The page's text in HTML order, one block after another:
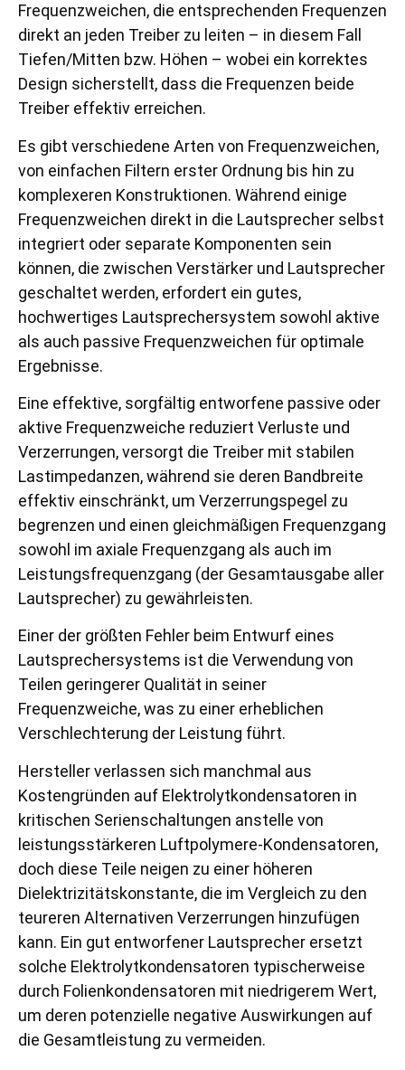
Frequenzweichen, die entsprechenden Frequenzen
direkt an jeden Treiber zu leiten – in diesem Fall
Tiefen/Mitten bzw. Höhen – wobei ein korrektes
Design sicherstellt, dass die Frequenzen beide
Treiber effektiv erreichen.
Es gibt verschiedene Arten von Frequenzweichen,
von einfachen Filtern erster Ordnung bis hin zu
komplexeren Konstruktionen. Während einige
Frequenzweichen direkt in die Lautsprecher selbst
integriert oder separate Komponenten sein
können, die zwischen Verstärker und Lautsprecher
geschaltet werden, erfordert ein gutes,
hochwertiges Lautsprechersystem sowohl aktive
als auch passive Frequenzweichen für optimale
Ergebnisse.
Eine effektive, sorgfältig entworfene passive oder
aktive Frequenzweiche reduziert Verluste und
Verzerrungen, versorgt die Treiber mit stabilen
Lastimpedanzen, während sie deren Bandbreite
effektiv einschränkt, um Verzerrungspegel zu
begrenzen und einen gleichmäßigen Frequenzgang
sowohl im axiale Frequenzgang als auch im
Leistungsfrequenzgang (der Gesamtausgabe aller
Lautsprecher) zu gewährleisten.
Einer der größten Fehler beim Entwurf eines
Lautsprechersystems ist die Verwendung von
Teilen geringerer Qualität in seiner
Frequenzweiche, was zu einer erheblichen
Verschlechterung der Leistung führt.
Hersteller verlassen sich manchmal aus
Kostengründen auf Elektrolytkondensatoren in
kritischen Serienschaltungen anstelle von
leistungsstärkeren Luftpolymere-Kondensatoren,
doch diese Teile neigen zu einer höheren
Dielektrizitätskonstante, die im Vergleich zu den
teureren Alternativen Verzerrungen hinzufügen
kann. Ein gut entworfener Lautsprecher ersetzt
solche Elektrolytkondensatoren typischerweise
durch Folienkondensatoren mit niedrigerem Wert,
um deren potenzielle negative Auswirkungen auf
die Gesamtleistung zu vermeiden.